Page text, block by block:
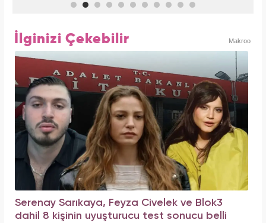
İlginizi Çekebilir Makroo
Serenay Sarıkaya, Feyza Civelek ve Blok3
dahil 8 kişinin uyuşturucu test sonucu belli